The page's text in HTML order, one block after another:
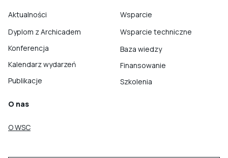
Aktualności
Dyplom z Archicadem
Konferencja
Kalendarz wydarzeń
Publikacje
O nas
O WSC
Wsparcie
Wsparcie techniczne
Baza wiedzy
Finansowanie
Szkolenia